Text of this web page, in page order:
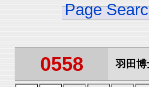
Page
0558 羽田